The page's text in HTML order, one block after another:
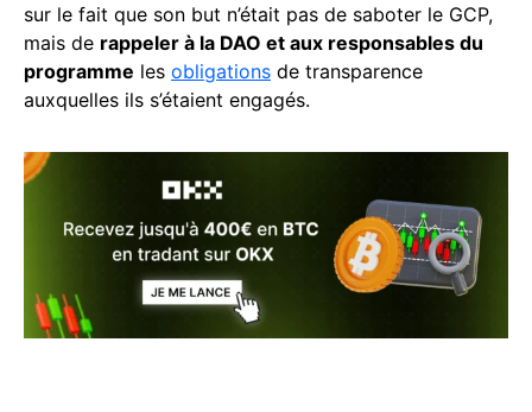
sur le fait que son but n’était pas de saboter le GCP,
mais de rappeler à la DAO et aux responsables du
programme les obligations de transparence
auxquelles ils s’étaient engagés.